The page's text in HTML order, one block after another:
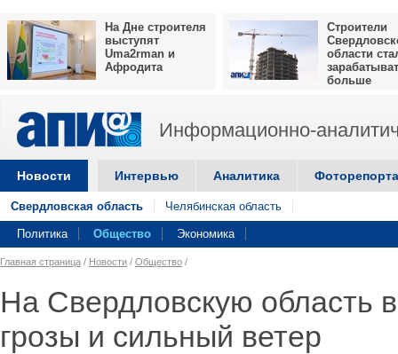
На Дне строителя
выступят
Uma2rman и
Афродита
Строители
области
больше
Информационно-
Новости Интервью Аналитика
Свердловская область Челябинская область
Политика Общество Экономика
Главная страница / Новости / Общество /
На Свердловскую область
грозы и сильный ветер